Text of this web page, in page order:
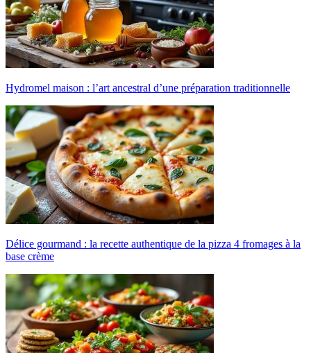
Hydromel maison : l’art ancestral d’une préparation traditionnelle
Délice gourmand : la recette authentique de la pizza 4 fromages à la
base crème